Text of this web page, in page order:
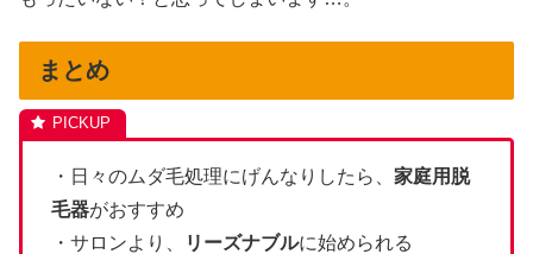
まとめ
・日々のムダ毛処理にげんなりしたら、 家庭用脱
毛器がおすすめ
・サロンより、
リーズナブルに始められる